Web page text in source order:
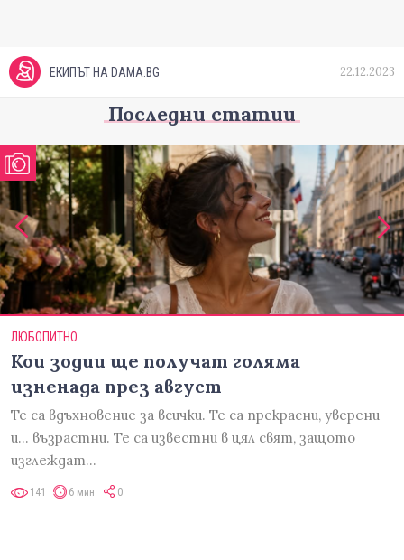
ЕКИПЪТ НА DAMA.BG 22.12.2023
Последни статии
ЛЮБОПИТНО
Кои зодии ще получат голяма
изненада през август
Те са вдъхновение за всички. Те са прекрасни, уверени
и... възрастни. Те са известни в цял свят, защото
изглеждат…
141 6 мин 0